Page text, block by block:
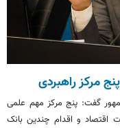
مرکز راهبردی
گفت: پنج مرکز مهم علمی
اقتصاد و اقدام چندین بانک‌